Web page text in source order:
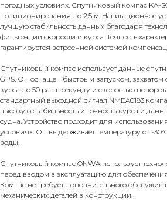
погодных условиях. Спутниковый компас KA-
позиционирования до 2,5 м. Навигационное
лучшую стабильность данных благодаря
фильтрации скорости и курса. Точность
гарантируется встроенной системой
Спутниковый компас использует данные
GPS. Он оснащен быстрым запуском, захватом
курса до 50 раз в секунду и скоростью
стандартный выходной сигнал NMEA0183
высокую стабильность и точность курса и
судна. Устройство подходит для
условиях. Он выдерживает температуру от -
воды.
Спутниковый компас ONWA использует
перед вводом в эксплуатацию для
Компас не требует дополнительного
механических деталей в конструкции.